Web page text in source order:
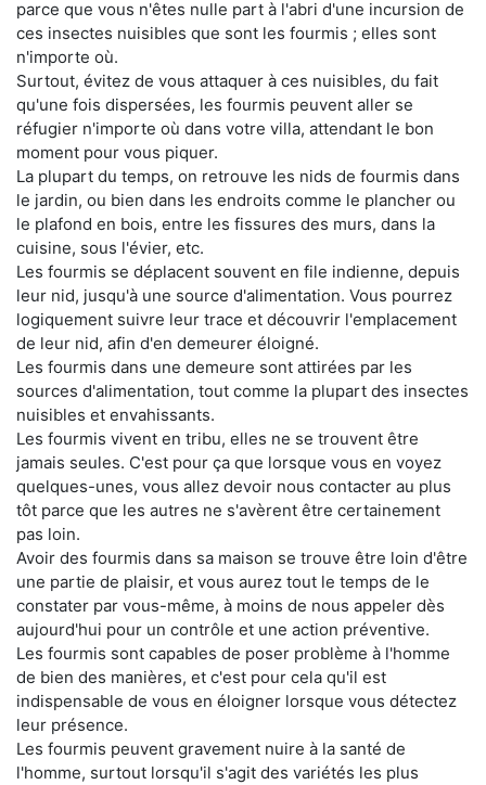
parce que vous n'êtes nulle part à l'abri d'une incursion de
ces insectes nuisibles que sont les fourmis ; elles sont
n'importe où.
Surtout, évitez de vous attaquer à ces nuisibles, du fait
qu'une fois dispersées, les fourmis peuvent aller se
réfugier n'importe où dans votre villa, attendant le bon
moment pour vous piquer.
La plupart du temps, on retrouve les nids de fourmis dans
le jardin, ou bien dans les endroits comme le plancher ou
le plafond en bois, entre les fissures des murs, dans la
cuisine, sous l'évier, etc.
Les fourmis se déplacent souvent en file indienne, depuis
leur nid, jusqu'à une source d'alimentation. Vous pourrez
logiquement suivre leur trace et découvrir l'emplacement
de leur nid, afin d'en demeurer éloigné.
Les fourmis dans une demeure sont attirées par les
sources d'alimentation, tout comme la plupart des insectes
nuisibles et envahissants.
Les fourmis vivent en tribu, elles ne se trouvent être
jamais seules. C'est pour ça que lorsque vous en voyez
quelques-unes, vous allez devoir nous contacter au plus
tôt parce que les autres ne s'avèrent être certainement
pas loin.
Avoir des fourmis dans sa maison se trouve être loin d'être
une partie de plaisir, et vous aurez tout le temps de le
constater par vous-même, à moins de nous appeler dès
aujourd'hui pour un contrôle et une action préventive.
Les fourmis sont capables de poser problème à l'homme
de bien des manières, et c'est pour cela qu'il est
indispensable de vous en éloigner lorsque vous détectez
leur présence.
Les fourmis peuvent gravement nuire à la santé de
l'homme, surtout lorsqu'il s'agit des variétés les plus